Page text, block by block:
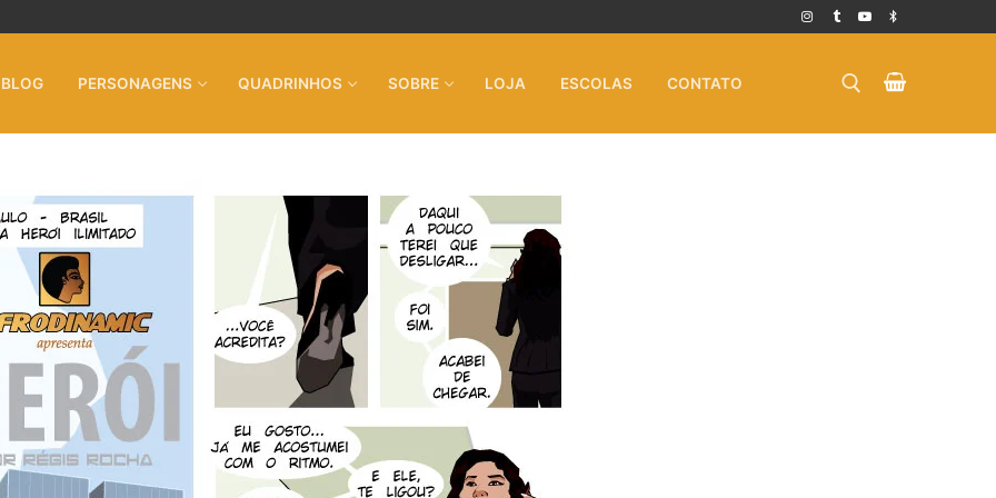
BLOG PERSONAGENS QUADRINHOS SOBRE LOJA ESCOLAS CONTATO